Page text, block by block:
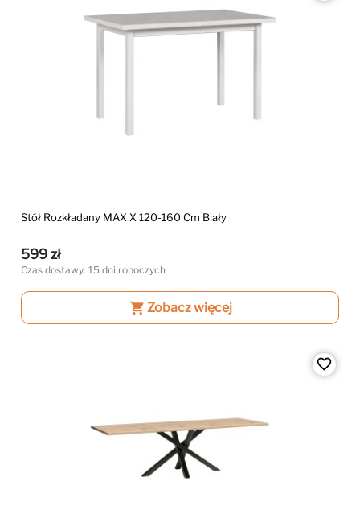
Stół Rozkładany MAX X 120-160 Cm Biały
599 zł
Czas dostawy: 15 dni roboczych
shopping_cart Zobacz więcej
favorite_border